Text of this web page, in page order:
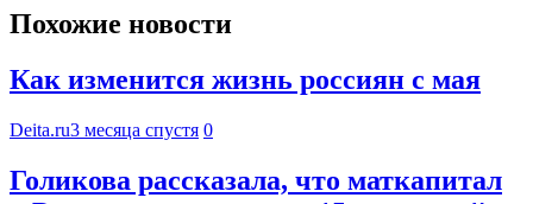
Похожие новости
Как изменится жизнь россиян с мая
Deita.ru3 месяца спустя 0
Голикова рассказала, что маткапитал